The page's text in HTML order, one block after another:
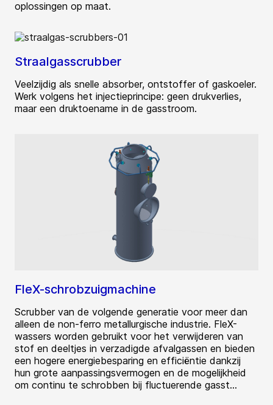
oplossingen op maat.
Straalgasscrubber
Veelzijdig als snelle absorber, ontstoffer of gaskoeler.
Werk volgens het injectieprincipe: geen drukverlies,
maar een druktoename in de gasstroom.
FleX-schrobzuigmachine
Scrubber van de volgende generatie voor meer dan
alleen de non-ferro metallurgische industrie. FleX-
wassers worden gebruikt voor het verwijderen van
stof en deeltjes in verzadigde afvalgassen en bieden
een hogere energiebesparing en efficiëntie dankzij
hun grote aanpassingsvermogen en de mogelijkheid
om continu te schrobben bij fluctuerende gasst...